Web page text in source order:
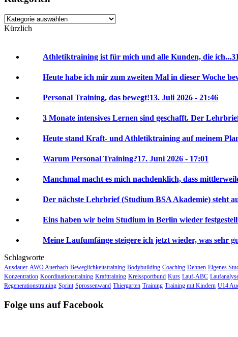
Kategorien
Kürzlich
Athletiktraining ist für mich und alle Kunden, die ich...
Heute habe ich mir zum zweiten Mal in dieser Woche
Personal Training, das bewegt!13. Juli 2026 - 21:46
3 Monate intensives Lernen sind geschafft. Der
Heute stand Kraft- und Athletiktraining auf meinem
Warum Personal Training?17. Juni 2026 - 17:01
Manchmal macht es mich nachdenklich, dass
Der nächste Lehrbrief (Studium BSA Akademie) steht
Eins haben wir beim Studium in Berlin wieder
Meine Laufumfänge steigere ich jetzt wieder, was sehr
Schlagworte
Ausdauer AWO Auerbach Beweglichkeitstraining Bodybuilding Coaching Dehnen Eigenes
Konzentration Koordinationstraining Krafttraining Kreissportbund Kurs Lauf-ABC
Regenerationstraining Sprint Sprossenwand Thiergarten Training Training mit Kindern U14
Folge uns auf Facebook